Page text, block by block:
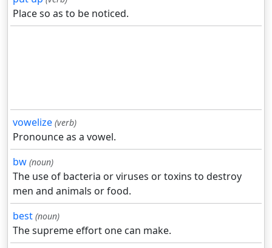
Place so as to be noticed.
vowelize (verb)
Pronounce as a vowel.
bw (noun)
The use of bacteria or viruses or toxins to destroy
men and animals or food.
best (noun)
The supreme effort one can make.